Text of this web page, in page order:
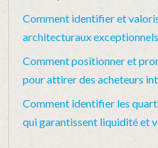
Comment identifier et
architecturaux exceptionnels
Comment positionner et
pour attirer des acheteurs
Comment identifier les
qui garantissent liquidité et